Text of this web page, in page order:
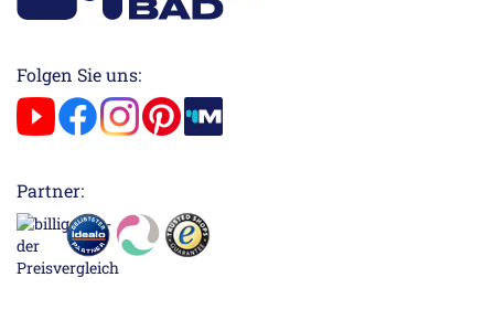
Folgen Sie uns:
Partner: